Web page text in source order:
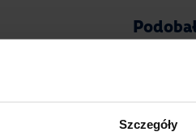
Szczegóły